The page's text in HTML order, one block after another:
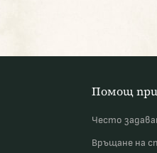
Помощ при
Често
Връщане на